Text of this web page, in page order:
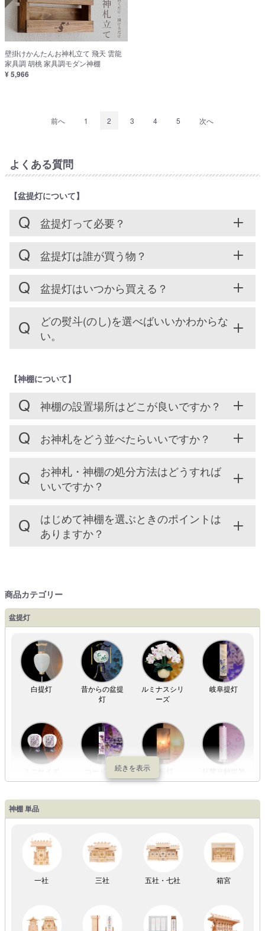
壁掛けかんたんお神札立て 飛天 雲龍
家具調 胡桃 家具調モダン神棚
¥ 5,966
前へ 1 2 3 4 5 次へ
よくある質問
【盆提灯について】
盆提灯って必要？
盆提灯は誰が買う物？
盆提灯はいつから買える？
どの熨斗(のし)を選べばいいかわからな
い。
【神棚について】
神棚の設置場所はどこが良いですか？
お神札をどう並べたらいいですか？
お神札・神棚の処分方法はどうすれば
いいですか？
はじめて神棚を選ぶときのポイントは
ありますか？
商品カテゴリー
盆提灯
白提灯
昔からの盆提
灯
ルミナスシリ
ーズ
岐阜提灯
コードレス
工
LED灯 七色LED灯 和紙・絹製 木・竹製
初盆セット 贈るセット 盆提灯単品 一対セット
神棚 単品
一社 三社 五社・七社 箱宮